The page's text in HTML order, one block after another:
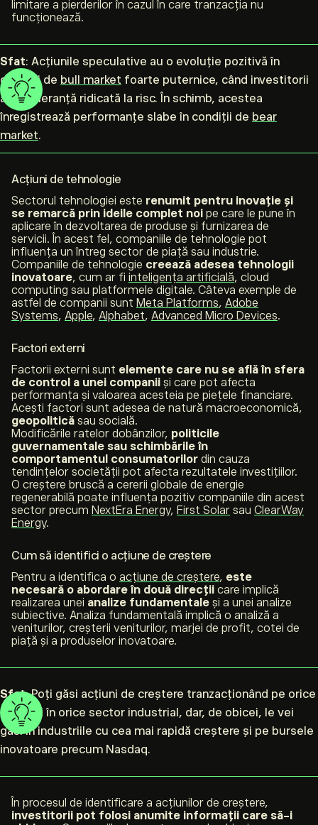
limitare a pierderilor în cazul în care tranzacția nu
funcționează.
Sfat: Acțiunile speculative au o evoluție pozitivă în
condiții de bull market foarte puternice, când investitorii
au o toleranță ridicată la risc. În schimb, acestea
înregistrează performanțe slabe în condiții de bear
market.
Acțiuni de tehnologie
Sectorul tehnologiei este renumit pentru inovație și
se remarcă prin ideile complet noi pe care le pune în
aplicare în dezvoltarea de produse și furnizarea de
servicii. În acest fel, companiile de tehnologie pot
influența un întreg sector de piață sau industrie.
Companiile de tehnologie creează adesea tehnologii
inovatoare, cum ar fi inteligența artificială, cloud
computing sau platformele digitale. Câteva exemple de
astfel de companii sunt Meta Platforms, Adobe
Systems, Apple, Alphabet, Advanced Micro Devices.
Factori externi
Factorii externi sunt elemente care nu se află în sfera
de control a unei companii și care pot afecta
performanța și valoarea acesteia pe piețele financiare.
Acești factori sunt adesea de natură macroeconomică,
geopolitică sau socială.
Modificările ratelor dobânzilor, politicile
guvernamentale sau schimbările în
comportamentul consumatorilor din cauza
tendințelor societății pot afecta rezultatele investițiilor.
O creștere bruscă a cererii globale de energie
regenerabilă poate influența pozitiv companiile din acest
sector precum NextEra Energy, First Solar sau ClearWay
Energy.
Cum să identifici o acțiune de creștere
Pentru a identifica o acțiune de creștere, este
necesară o abordare în două direcții care implică
realizarea unei analize fundamentale și a unei analize
subiective. Analiza fundamentală implică o analiză a
veniturilor, creșterii veniturilor, marjei de profit, cotei de
piață și a produselor inovatoare.
Sfat: Poți găsi acțiuni de creștere tranzacționând pe orice
bursă și în orice sector industrial, dar, de obicei, le vei
găsi în industriile cu cea mai rapidă creștere și pe bursele
inovatoare precum Nasdaq.
În procesul de identificare a acțiunilor de creștere,
investitorii pot folosi anumite informații care să-i